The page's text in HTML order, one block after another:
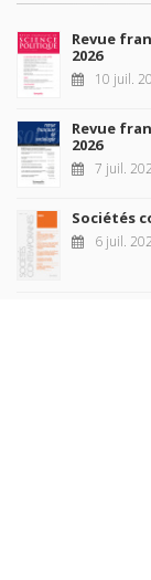
Revue
2026
10 juil.
Revue
2026
7 juil.
Sociétés
6 juil.